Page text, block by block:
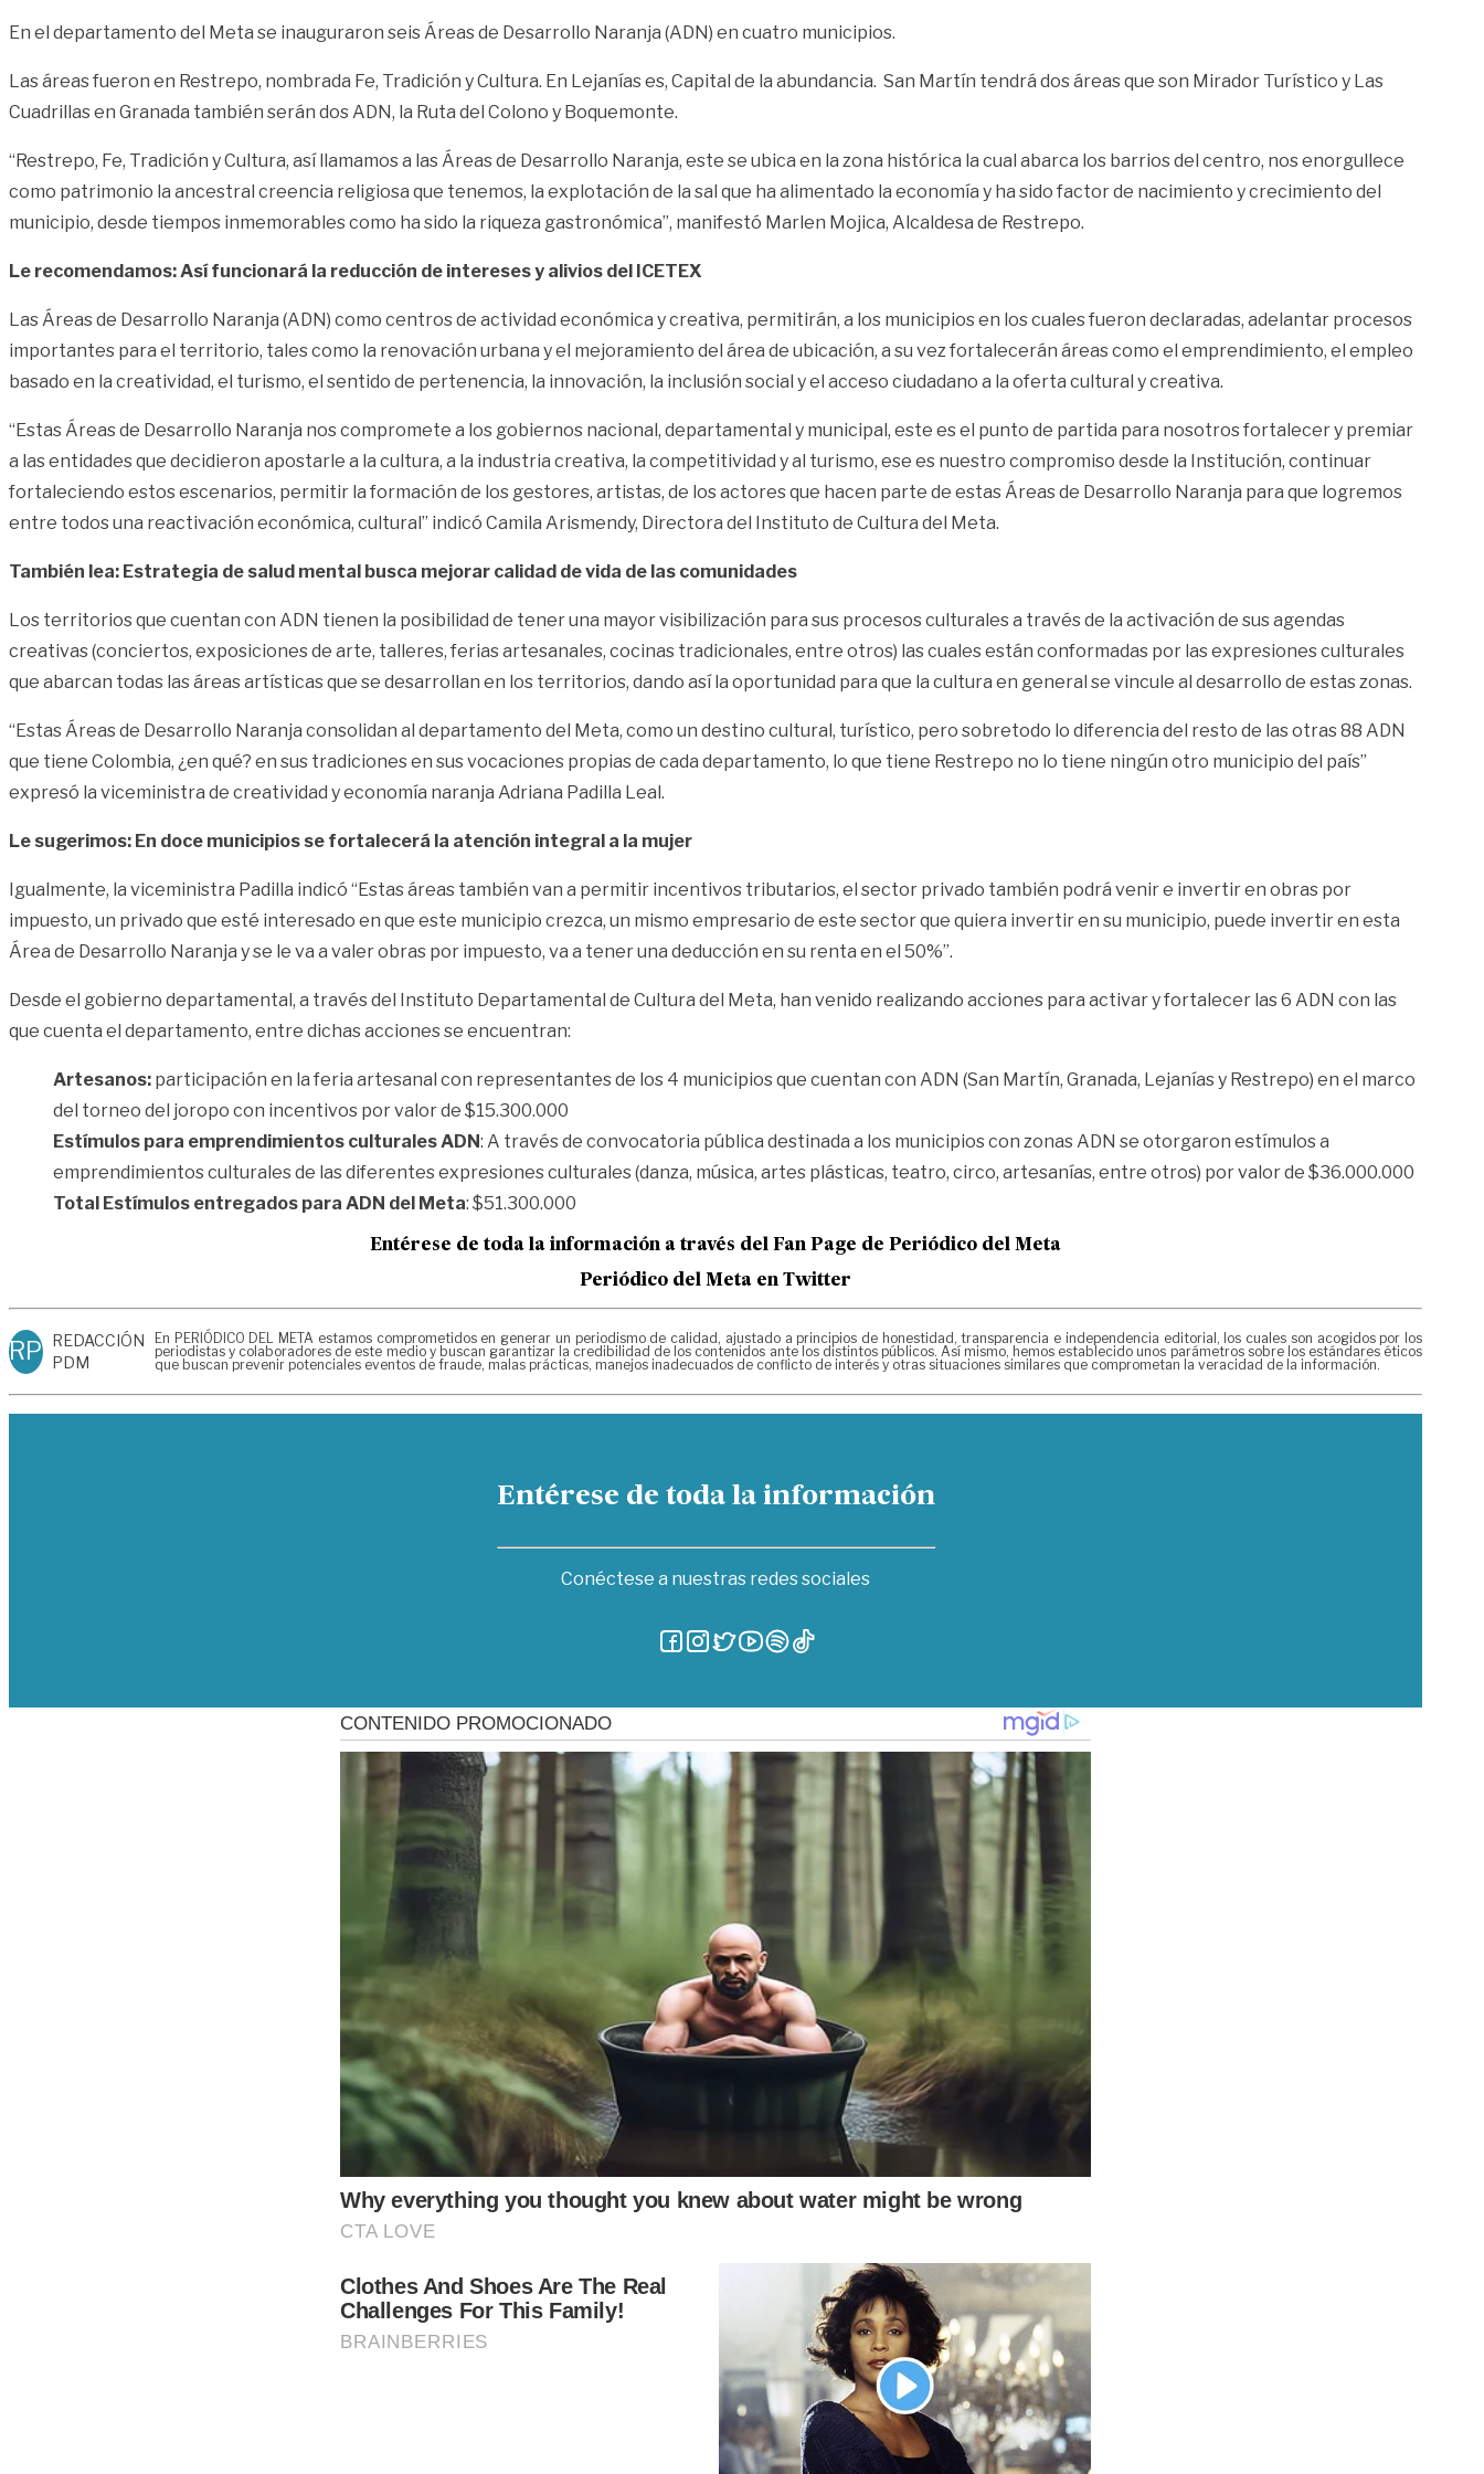
En el departamento del Meta se inauguraron seis Áreas de Desarrollo Naranja (ADN) en cuatro municipios.
Las áreas fueron en Restrepo, nombrada Fe, Tradición y Cultura. En Lejanías es, Capital de la abundancia. San Martín tendrá dos áreas que son Mirador Turístico y Las
Cuadrillas en Granada también serán dos ADN, la Ruta del Colono y Boquemonte.
“Restrepo, Fe, Tradición y Cultura, así llamamos a las Áreas de Desarrollo Naranja, este se ubica en la zona histórica la cual abarca los barrios del centro, nos enorgullece
como patrimonio la ancestral creencia religiosa que tenemos, la explotación de la sal que ha alimentado la economía y ha sido factor de nacimiento y crecimiento del
municipio, desde tiempos inmemorables como ha sido la riqueza gastronómica”, manifestó Marlen Mojica, Alcaldesa de Restrepo.
Le recomendamos: Así funcionará la reducción de intereses y alivios del ICETEX
Las Áreas de Desarrollo Naranja (ADN) como centros de actividad económica y creativa, permitirán, a los municipios en los cuales fueron declaradas, adelantar procesos
importantes para el territorio, tales como la renovación urbana y el mejoramiento del área de ubicación, a su vez fortalecerán áreas como el emprendimiento, el empleo
basado en la creatividad, el turismo, el sentido de pertenencia, la innovación, la inclusión social y el acceso ciudadano a la oferta cultural y creativa.
“Estas Áreas de Desarrollo Naranja nos compromete a los gobiernos nacional, departamental y municipal, este es el punto de partida para nosotros fortalecer y premiar
a las entidades que decidieron apostarle a la cultura, a la industria creativa, la competitividad y al turismo, ese es nuestro compromiso desde la Institución, continuar
fortaleciendo estos escenarios, permitir la formación de los gestores, artistas, de los actores que hacen parte de estas Áreas de Desarrollo Naranja para que logremos
entre todos una reactivación económica, cultural” indicó Camila Arismendy, Directora del Instituto de Cultura del Meta.
También lea: Estrategia de salud mental busca mejorar calidad de vida de las comunidades
Los territorios que cuentan con ADN tienen la posibilidad de tener una mayor visibilización para sus procesos culturales a través de la activación de sus agendas
creativas (conciertos, exposiciones de arte, talleres, ferias artesanales, cocinas tradicionales, entre otros) las cuales están conformadas por las expresiones culturales
que abarcan todas las áreas artísticas que se desarrollan en los territorios, dando así la oportunidad para que la cultura en general se vincule al desarrollo de estas zonas.
“Estas Áreas de Desarrollo Naranja consolidan al departamento del Meta, como un destino cultural, turístico, pero sobretodo lo diferencia del resto de las otras 88 ADN
que tiene Colombia, ¿en qué? en sus tradiciones en sus vocaciones propias de cada departamento, lo que tiene Restrepo no lo tiene ningún otro municipio del país”
expresó la viceministra de creatividad y economía naranja Adriana Padilla Leal.
Le sugerimos: En doce municipios se fortalecerá la atención integral a la mujer
Igualmente, la viceministra Padilla indicó “Estas áreas también van a permitir incentivos tributarios, el sector privado también podrá venir e invertir en obras por
impuesto, un privado que esté interesado en que este municipio crezca, un mismo empresario de este sector que quiera invertir en su municipio, puede invertir en esta
Área de Desarrollo Naranja y se le va a valer obras por impuesto, va a tener una deducción en su renta en el 50%”.
Desde el gobierno departamental, a través del Instituto Departamental de Cultura del Meta, han venido realizando acciones para activar y fortalecer las 6 ADN con las
que cuenta el departamento, entre dichas acciones se encuentran:
Artesanos: participación en la feria artesanal con representantes de los 4 municipios que cuentan con ADN (San Martín, Granada, Lejanías y Restrepo) en el marco
del torneo del joropo con incentivos por valor de $15.300.000
Estímulos para emprendimientos culturales ADN: A través de convocatoria pública destinada a los municipios con zonas ADN se otorgaron estímulos a
emprendimientos culturales de las diferentes expresiones culturales (danza, música, artes plásticas, teatro, circo, artesanías, entre otros) por valor de $36.000.000
Total Estímulos entregados para ADN del Meta: $51.300.000
Entérese de toda la información a través del Fan Page de Periódico del Meta
Periódico del Meta en Twitter
RP REDACCIÓN
PDM
En PERIÓDICO DEL META estamos comprometidos en generar un periodismo de calidad, ajustado a principios de honestidad, transparencia e independencia editorial, los cuales son acogidos por los
periodistas y colaboradores de este medio y buscan garantizar la credibilidad de los contenidos ante los distintos públicos. Así mismo, hemos establecido unos parámetros sobre los estándares éticos
que buscan prevenir potenciales eventos de fraude, malas prácticas, manejos inadecuados de conflicto de interés y otras situaciones similares que comprometan la veracidad de la información.
Entérese de toda la información
Conéctese a nuestras redes sociales